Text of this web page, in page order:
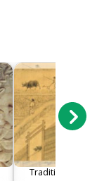
Tradition - Le